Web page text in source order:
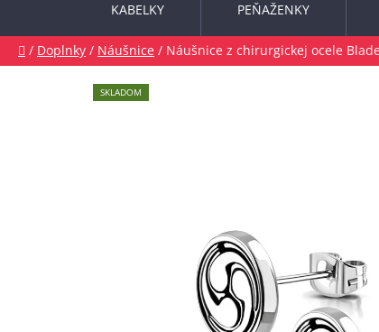
KABELKY PEŇAŽENKY
Domov
/ Doplnky / Náušnice / Náušnice z chirurgickej ocele
SKLADOM